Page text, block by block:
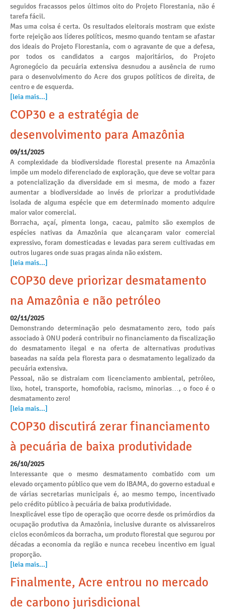
seguidos fracassos pelos últimos oito do Projeto Florestania, não é
tarefa fácil.
Mas uma coisa é certa. Os resultados eleitorais mostram que existe
forte rejeição aos líderes políticos, mesmo quando tentam se afastar
dos ideais do Projeto Florestania, com o agravante de que a defesa,
por todos os candidatos a cargos majoritários, do Projeto
Agronegócio da pecuária extensiva desnudou a ausência de rumo
para o desenvolvimento do Acre dos grupos políticos de direita, de
centro e de esquerda.
[leia mais...]
COP30 e a estratégia de
desenvolvimento para Amazônia
09/11/2025
A complexidade da biodiversidade florestal presente na Amazônia
impõe um modelo diferenciado de exploração, que deve se voltar para
a potencialização da diversidade em si mesma, de modo a fazer
aumentar a biodiversidade ao invés de priorizar a produtividade
isolada de alguma espécie que em determinado momento adquire
maior valor comercial.
Borracha, açaí, pimenta longa, cacau, palmito são exemplos de
espécies nativas da Amazônia que alcançaram valor comercial
expressivo, foram domesticadas e levadas para serem cultivadas em
outros lugares onde suas pragas ainda não existem.
[leia mais...]
COP30 deve priorizar desmatamento
na Amazônia e não petróleo
02/11/2025
Demonstrando determinação pelo desmatamento zero, todo país
associado à ONU poderá contribuir no financiamento da fiscalização
do desmatamento ilegal e na oferta de alternativas produtivas
baseadas na saída pela floresta para o desmatamento legalizado da
pecuária extensiva.
Pessoal, não se distraiam com licenciamento ambiental, petróleo,
lixo, hotel, transporte, homofobia, racismo, minorias…, o foco é o
desmatamento zero!
[leia mais...]
COP30 discutirá zerar financiamento
à pecuária de baixa produtividade
26/10/2025
Interessante que o mesmo desmatamento combatido com um
elevado orçamento público que vem do IBAMA, do governo estadual e
de várias secretarias municipais é, ao mesmo tempo, incentivado
pelo crédito público à pecuária de baixa produtividade.
Inexplicável esse tipo de operação que ocorre desde os primórdios da
ocupação produtiva da Amazônia, inclusive durante os alvissareiros
ciclos econômicos da borracha, um produto florestal que segurou por
décadas a economia da região e nunca recebeu incentivo em igual
proporção.
[leia mais...]
Finalmente, Acre entrou no mercado
de carbono jurisdicional